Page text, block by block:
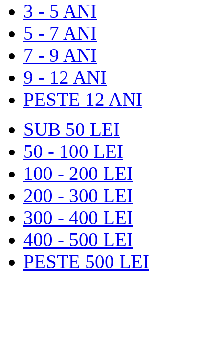
3 - 5 ANI
5 - 7 ANI
7 - 9 ANI
9 - 12 ANI
PESTE 12 ANI
SUB 50 LEI
50 - 100 LEI
100 - 200 LEI
200 - 300 LEI
300 - 400 LEI
400 - 500 LEI
PESTE 500 LEI